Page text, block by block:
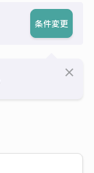
条件変更
close